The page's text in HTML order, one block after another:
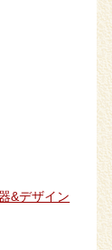
&デザイン